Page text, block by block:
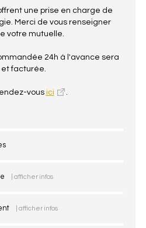
une prise en charge de
Merci de vous renseigner
votre mutuelle.
24h à l'avance sera
et facturée.
vous ici .
| afficher infos
| afficher infos